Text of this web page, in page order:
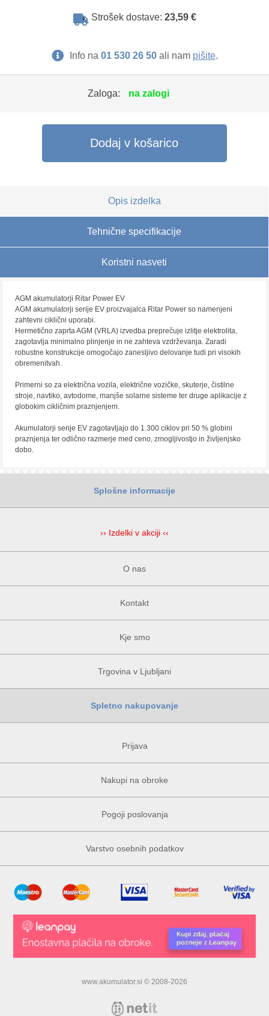
Strošek dostave: 23,59 €
Info na 01 530 26 50ali nam pišite.
Zaloga: na zalogi
Dodaj v košarico
Opis izdelka
Tehnične specifikacije
Koristni nasveti
AGM akumulatorji Ritar Power EV
AGM akumulatorji serije EV proizvajalca Ritar Power so namenjeni
zahtevni ciklični uporabi.
Hermetično zaprta AGM (VRLA) izvedba preprečuje izlitje elektrolita,
zagotavlja minimalno plinjenje in ne zahteva vzdrževanja. Zaradi
robustne konstrukcije omogočajo zanesljivo delovanje tudi pri visokih
obremenitvah.
Primerni so za električna vozila, električne vozičke, skuterje, čistilne
stroje, navtiko, avtodome, manjše solarne sisteme ter druge aplikacije z
globokim cikličnim praznjenjem.
Akumulatorji serije EV zagotavljajo do 1.300 ciklov pri 50 % globini
praznjenja ter odlično razmerje med ceno, zmogljivostjo in življenjsko
dobo.
Splošne informacije
›› Izdelki v akciji ‹‹
O nas
Kontakt
Kje smo
Trgovina v Ljubljani
Spletno nakupovanje
Prijava
Nakupi na obroke
Pogoji poslovanja
Varstvo osebnih podatkov
www.akumulator.si © 2008-2026